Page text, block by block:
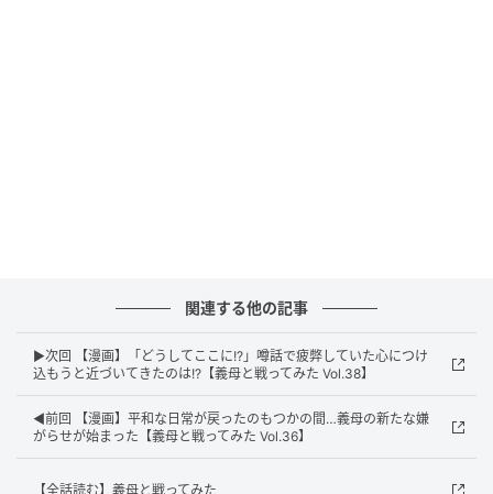
エキサイトニュース
関連する他の記事
▶次回 【漫画】「どうしてここに!?」噂話で疲弊していた心につけ
込もうと近づいてきたのは!?【義母と戦ってみた Vol.38】
◀前回 【漫画】平和な日常が戻ったのもつかの間…義母の新たな嫌
がらせが始まった【義母と戦ってみた Vol.36】
【全話読む】義母と戦ってみた